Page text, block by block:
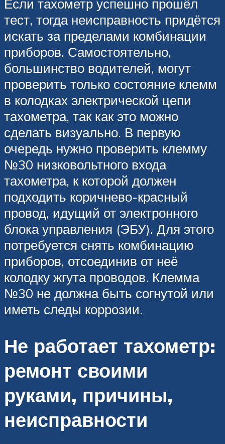
Если тахометр успешно прошёл
тест, тогда неисправность придётся
искать за пределами комбинации
приборов. Самостоятельно,
большинство водителей, могут
проверить только состояние клемм
в колодках электрической цепи
тахометра, так как это можно
сделать визуально. В первую
очередь нужно проверить клемму
№30 низковольтного входа
тахометра, к которой должен
подходить коричнево-красный
провод, идущий от электронного
блока управления (ЭБУ). Для этого
потребуется снять комбинацию
приборов, отсоединив от неё
колодку жгута проводов. Клемма
№30 не должна быть согнутой или
иметь следы коррозии.
Не работает тахометр:
ремонт своими
руками, причины,
неисправности